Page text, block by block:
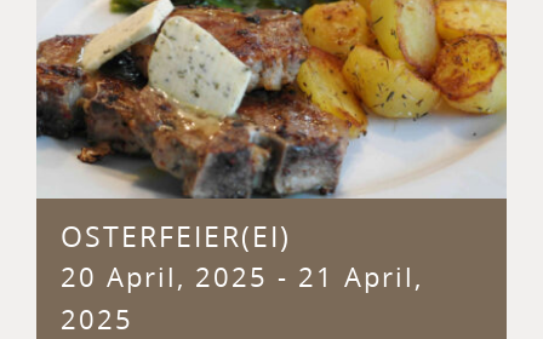
OSTERFEIER(EI)
20 April, 2025 - 21 April,
2025